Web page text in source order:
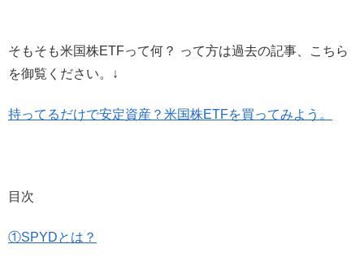
そもそも米国株ETFって何？ って方は過去の記事、こちら
を御覧ください。↓
持ってるだけで安定資産？米国株ETFを買ってみよう。
目次
①SPYDとは？